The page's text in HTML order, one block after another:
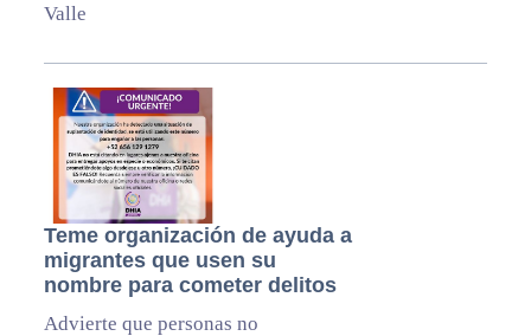
Valle
Teme organización de ayuda a
migrantes que usen su
nombre para cometer delitos
Advierte que personas no